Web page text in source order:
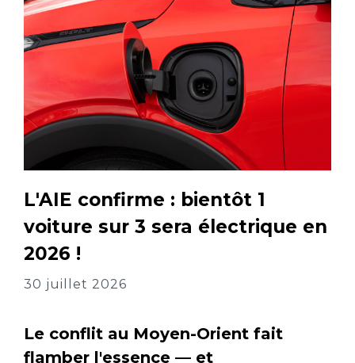
L'AIE confirme : bientôt 1
voiture sur 3 sera électrique en
2026 !
30 juillet 2026
Le conflit au Moyen-Orient fait
flamber l'essence — et